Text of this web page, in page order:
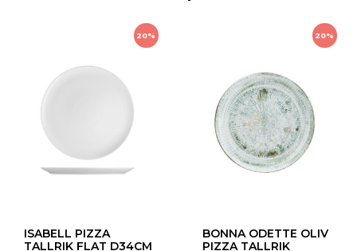
20%
ISABELL PIZZA
TALLRIK FLAT D34CM
20%
BONNA ODETTE OLIV
PIZZA TALLRIK